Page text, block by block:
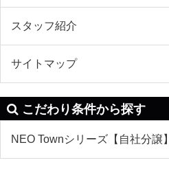
スタッフ紹介
サイトマップ
こだわり条件から探す
NEO Townシリーズ【自社分譲】